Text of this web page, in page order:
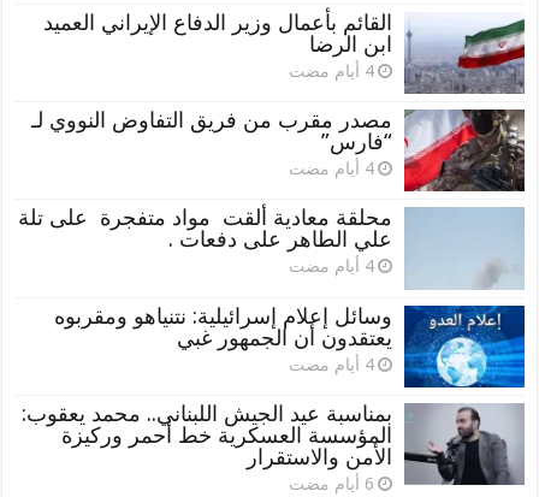
القائم بأعمال وزير الدفاع الإيراني العميد
ابن الرضا
‏4 أيام مضت
مصدر مقرب من فريق التفاوض النووي لـ
“فارس”
‏4 أيام مضت
محلقة معادية ألقت مواد متفجرة على تلة
علي الطاهر على دفعات .
‏4 أيام مضت
وسائل إعلام إسرائيلية: نتنياهو ومقربوه
يعتقدون أن الجمهور غبي
‏4 أيام مضت
بمناسبة عيد الجيش اللبناني.. محمد يعقوب:
المؤسسة العسكرية خط أحمر وركيزة
الأمن والاستقرار